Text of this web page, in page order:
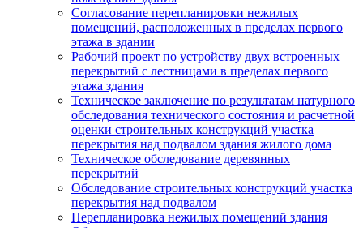
Согласование перепланировки нежилых
помещений, расположенных в пределах первого
этажа в здании
Рабочий проект по устройству двух встроенных
перекрытий с лестницами в пределах первого
этажа здания
Техническое заключение по результатам натурного
обследования технического состояния и расчетной
оценки строительных конструкций участка
перекрытия над подвалом здания жилого дома
Техническое обследование деревянных
перекрытий
Обследование строительных конструкций участка
перекрытия над подвалом
Перепланировка нежилых помещений здания